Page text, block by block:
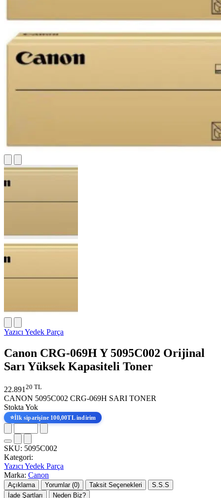
Yazıcı Yedek Parça
Canon CRG-069H Y 5095C002 Orijinal
Sarı Yüksek Kapasiteli Toner
22.891 20 TL
CANON 5095C002 CRG-069H SARI TONER
Stokta Yok
⭐İlk siparişine 100,00TL indirim
SKU: 5095C002
Kategori:
Yazıcı Yedek Parça
Marka: Canon
Açıklama Yorumlar (0) Taksit Seçenekleri
S.S.S
İade Şartları
Neden Biz?